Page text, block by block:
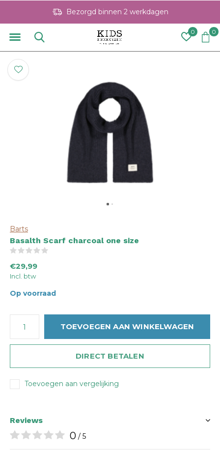
0 0
Bezorgd binnen 2 werkdagen
Barts
Basalth Scarf charcoal one size
€29,99
Incl. btw
Op voorraad
TOEVOEGEN AAN WINKELWAGEN
DIRECT BETALEN
Toevoegen aan vergelijking
Reviews
0 / 5